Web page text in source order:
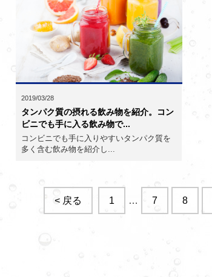
2019/03/28
タンパク質の摂れる飲み物を紹介。コン
ビニでも手に入る飲み物で...
コンビニでも手に入りやすいタンパク質を
多く含む飲み物を紹介し...
< 戻る 1 … 7 8